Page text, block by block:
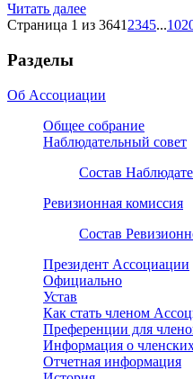
Читать далее
Страница 1 из 3641 2345...10
Разделы
Об Ассоциации
Общее собрание
Наблюдательный совет
Состав
Ревизионная комиссия
Состав
Президент Ассоциации
Официально
Устав
Как стать членом
Преференции для
Информация о
Отчетная информация